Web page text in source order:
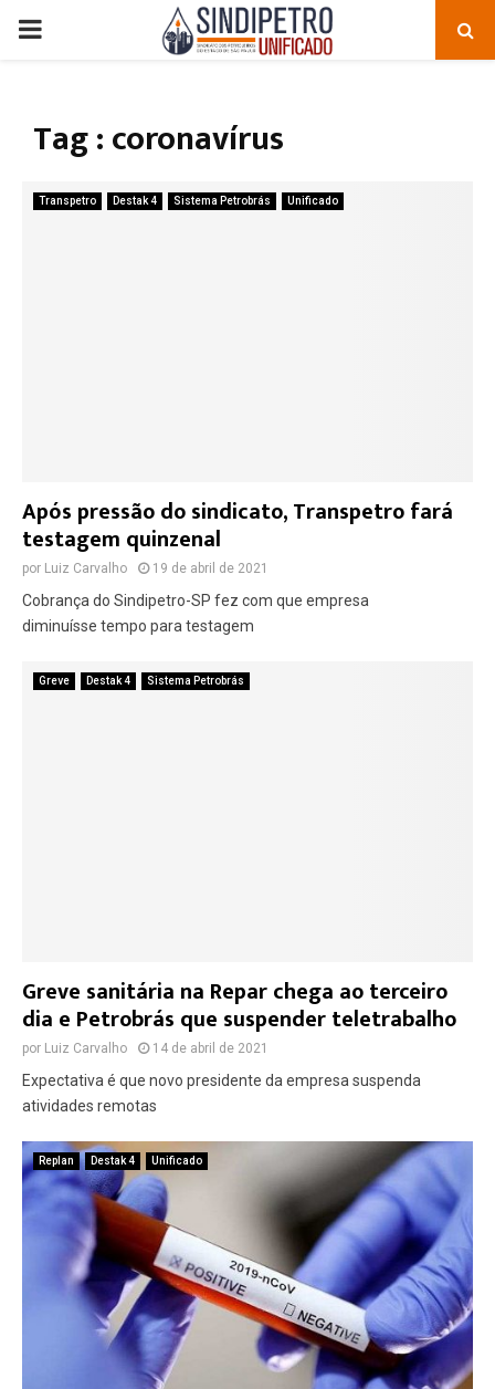
PRIMARY
Tag : coronavírus
Transpetro Destak 4 Sistema Petrobrás Unificado
Após pressão do sindicato, Transpetro fará
testagem quinzenal
por Luiz Carvalho 19 de abril de 2021
Cobrança do Sindipetro-SP fez com que empresa
diminuísse tempo para testagem
Greve Destak 4 Sistema Petrobrás
Greve sanitária na Repar chega ao terceiro
dia e Petrobrás que suspender teletrabalho
por Luiz Carvalho 14 de abril de 2021
Expectativa é que novo presidente da empresa suspenda
atividades remotas
Replan Destak 4 Unificado